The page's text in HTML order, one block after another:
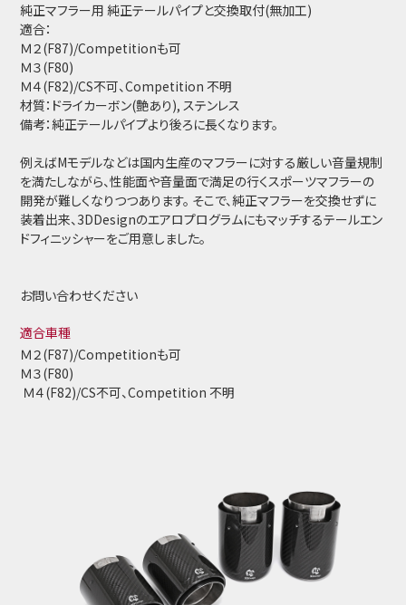
純正マフラー用 純正テールパイプと交換取付(無加工)
適合：
Ｍ２(F87)/Competitionも可
Ｍ３(F80)
Ｍ４(F82)/CS不可、Competition 不明
材質：ドライカーボン(艶あり), ステンレス
備考：純正テールパイプより後ろに長くなります。
例えばMモデルなどは国内生産のマフラーに対する厳しい音量規制
を満たしながら、性能面や音量面で満足の行くスポーツマフラーの
開発が難しくなりつつあります。 そこで、純正マフラーを交換せずに
装着出来、3DDesignのエアロプログラムにもマッチするテールエン
ドフィニッシャーをご用意しました。
お問い合わせください
適合車種
Ｍ２(F87)/Competitionも可
Ｍ３(F80)
Ｍ４(F82)/CS不可、Competition 不明